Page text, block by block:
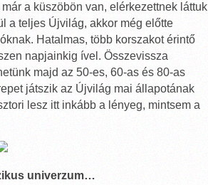
a küszöbön van, elérkezettnek láttuk
a teljes Újvilág, akkor még előtte
Hatalmas, több korszakot érintő
napjainkig ível. Összevissza
majd az 50-es, 60-as és 80-as
játszik az Újvilág mai állapotának
lesz itt inkább a lényeg, mintsem a
univerzum…